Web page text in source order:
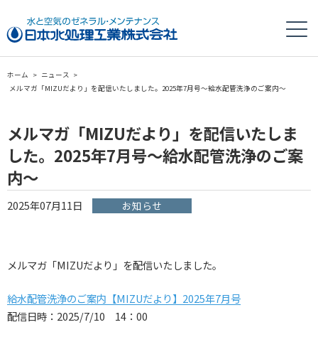
ホーム > ニュース >
メルマガ「MIZUだより」を配信いたしました。2025年7月号～給水配管洗浄のご案内～
メルマガ「MIZUだより」を配信いたしま
した。2025年7月号～給水配管洗浄のご案
内～
2025年07月11日 お知らせ
メルマガ「MIZUだより」を配信いたしました。
給水配管洗浄のご案内【MIZUだより】2025年7月号
配信日時：2025/7/10 14：00